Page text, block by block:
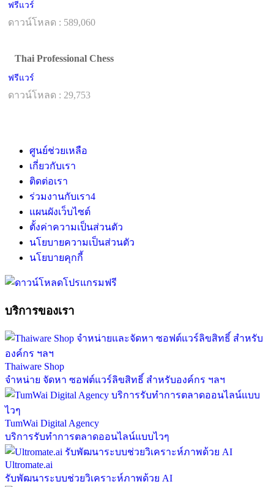
ฟรีแวร์
ดาวน์โหลด : 589,060
Thai Professional Chess
ฟรีแวร์
ดาวน์โหลด : 29,753
ศูนย์ช่วยเหลือ
เกี่ยวกับเรา
ติดต่อเรา
ร่วมงานกับเรา4
แผนผังเว็บไซต์
ตั้งค่าความเป็นส่วนตัว
นโยบายความเป็นส่วนตัว
นโยบายคุกกี้
บริการของเรา
Thaiware Shop
จำหน่าย จัดหา ซอฟต์แวร์ลิขสิทธิ์ สำหรับองค์กร ฯลฯ
TumWai Digital Agency
บริการรับทำการตลาดออนไลน์แบบไวๆ
Ultromate.ai
รับพัฒนาระบบช่วยวิเคราะห์ภาพด้วย AI